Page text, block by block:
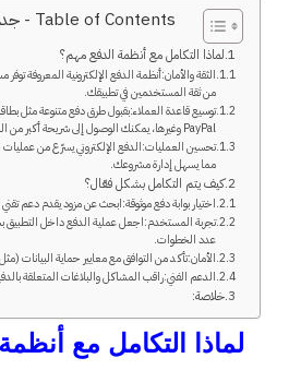
Table of Contents - جدول المحتوى
لماذا التكامل مع أنظمة الدفع مهم؟
الثقة والأمان:أنظمة الدفع الإلكترونية المعروفة
من ثقة المستخدمين في تطبيقك.
PayPal وغيرها، يمكنك الوصول إلى شريحة أكبر من المستخدمين.
تحسين العمليات:الدفع الإلكتروني يسرّع من عمليات
مما يسهل إدارة مشروعك.
كيف يتم التكامل بشكل فعّال؟
اختيار بوابة دفع موثوقة:ابحث عن مزود يقدم دعم
تجربة المستخدم:اجعل عملية الدفع داخل
عدد الخطوات.
الأمان:تأكد من التوافق مع معايير حماية البيانات (مثل PCI DSS).
الدعم الفني:راقب المشاكل والبلاغات المتعلقة
خلاصة:
لماذا التكامل مع